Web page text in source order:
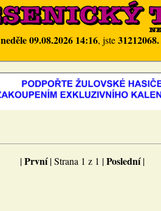
neděle 09.08.2026 14:16, jste31212068.
|První| Strana 1 z 1 |Poslední|